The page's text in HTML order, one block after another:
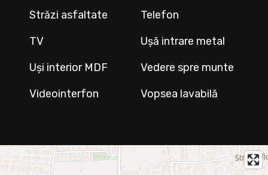
Străzi asfaltate
Telefon
TV
Ușă intrare metal
Uși interior MDF
Vedere spre munte
Videointerfon
Vopsea lavabilă